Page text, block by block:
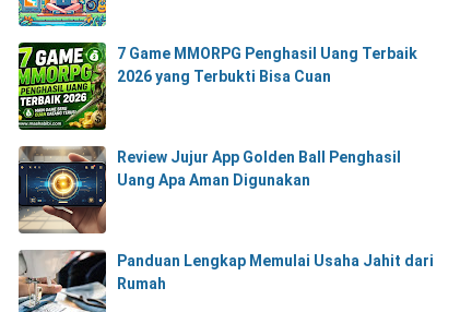
7 Game MMORPG Penghasil Uang Terbaik
2026 yang Terbukti Bisa Cuan
Review Jujur App Golden Ball Penghasil
Uang Apa Aman Digunakan
Panduan Lengkap Memulai Usaha Jahit dari
Rumah